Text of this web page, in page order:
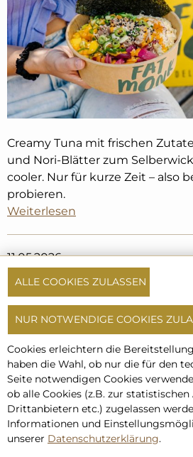
Creamy Tuna mit frischen
und Nori-Blätter zum
cooler. Nur für kurze Zeit – also
probieren.
Weiterlesen
11.05.2026
Es gibt ein Geschenk
Vestopazzo!
Cookies erleichtern die
haben die Wahl, ob nur die für den
Seite notwendigen Cookies
ob alle Cookies (z.B. zur statistischen
Drittanbietern etc.) zugelassen
Informationen und
unserer Datenschutzerklärung.
ALLE COOKIES ZULASSEN
NUR NOTWENDIGE COOKIES